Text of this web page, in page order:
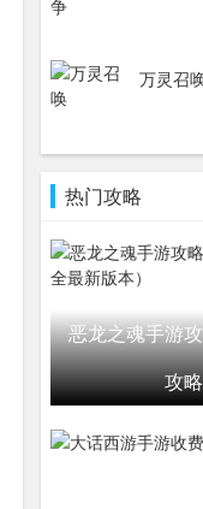
万灵召
热门攻略
恶龙之魂手游
攻